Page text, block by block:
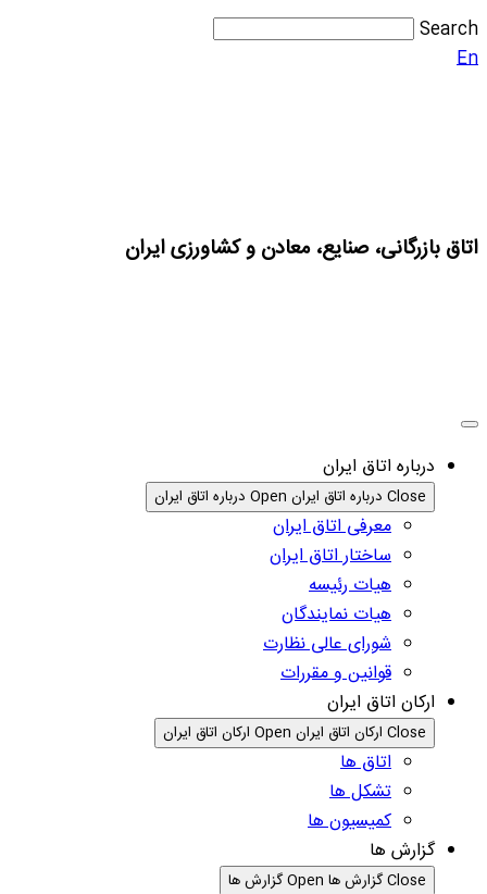
Search
En
اتاق بازرگانی، صنایع، معادن و کشاورزی ایران
درباره اتاق ایران
Close درباره اتاق ایران Open درباره اتاق ایران
معرفی اتاق ایران
ساختار اتاق ایران
هیات رئیسه
هیات نمایندگان
شورای عالی نظارت
قوانین و مقررات
ارکان اتاق ایران
Close ارکان اتاق ایران Open ارکان اتاق ایران
اتاق ها
تشکل ها
کمیسیون ها
گزارش ها
Close گزارش ها Open گزارش ها